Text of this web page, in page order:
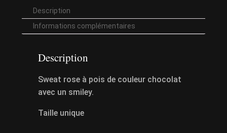
Description
Informations complémentaires
Description
Sweat rose à pois de couleur chocolat
avec un smiley.
Taille unique